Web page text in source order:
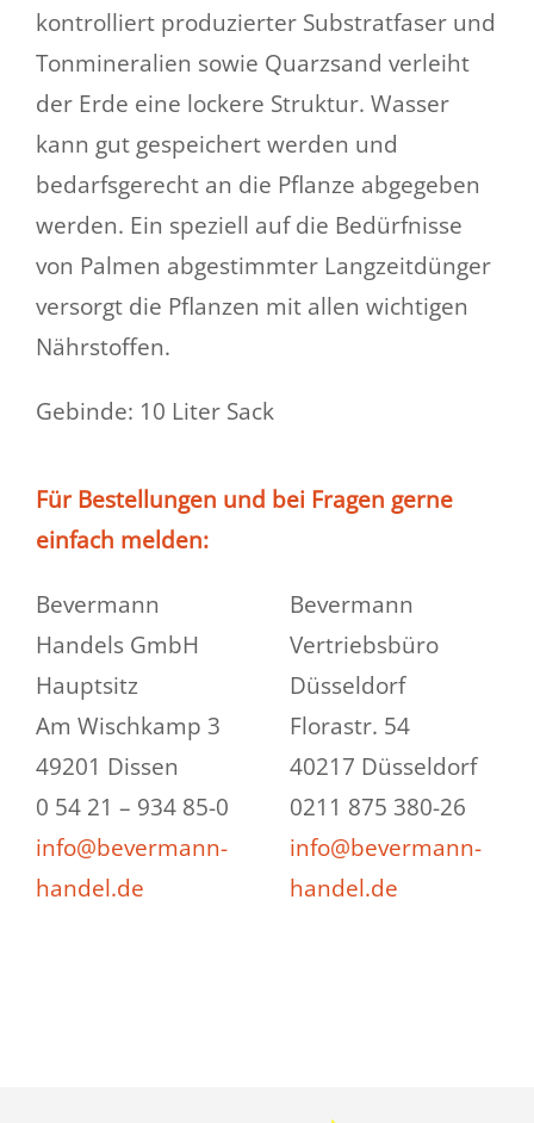
kontrolliert produzierter Substratfaser und
Tonmineralien sowie Quarzsand verleiht
der Erde eine lockere Struktur. Wasser
kann gut gespeichert werden und
bedarfsgerecht an die Pflanze abgegeben
werden. Ein speziell auf die Bedürfnisse
von Palmen abgestimmter Langzeitdünger
versorgt die Pflanzen mit allen wichtigen
Nährstoffen.
Gebinde: 10 Liter Sack
Für Bestellungen und bei Fragen gerne
einfach melden:
Bevermann
Handels GmbH
Hauptsitz
Am Wischkamp 3
49201 Dissen
0 54 21 – 934 85-0
info@bevermann-
handel.de
Bevermann
Vertriebsbüro
Düsseldorf
Florastr. 54
40217 Düsseldorf
0211 875 380-26
info@bevermann-
handel.de